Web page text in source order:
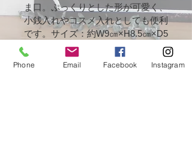
ま口。ぷっくりとした形が可愛く、
小銭入れやコスメ入れとしても便利
です。サイズ：約W9㎝×H8.5㎝×D5
㎝　素材：綿麻・金具
Phone Email Facebook Instagram